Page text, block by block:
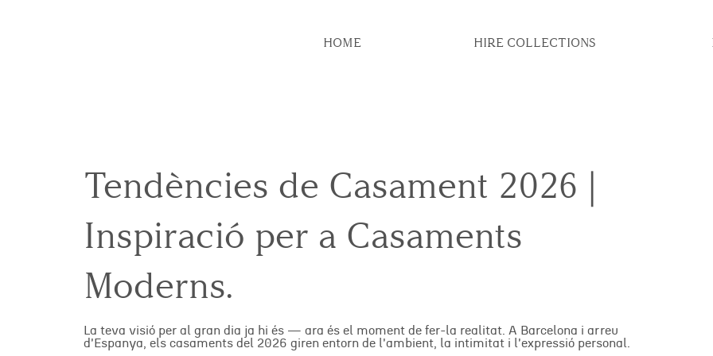
HOME HIRE COLLECTIONS
Tendències de Casament 2026 |
Inspiració per a Casaments
Moderns.
La teva visió per al gran dia ja hi és — ara és el moment de fer-la realitat. A Barcelona i arreu
d'Espanya, els casaments del 2026 giren entorn de l'ambient, la intimitat i l'expressió personal.